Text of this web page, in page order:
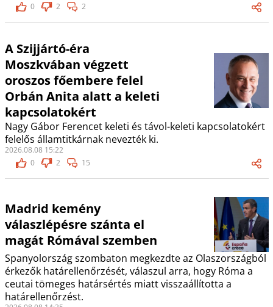
0
2 2
A Szijjártó-éra
Moszkvában végzett
oroszos főembere felel
Orbán Anita alatt a keleti
kapcsolatokért
Nagy Gábor Ferencet keleti és távol-keleti kapcsolatokért
felelős államtitkárnak nevezték ki.
2026.08.08 15:22
0
2 15
Madrid kemény
válaszlépésre szánta el
magát Rómával szemben
Spanyolország szombaton megkezdte az Olaszországból
érkezők határellenőrzését, válaszul arra, hogy Róma a
ceutai tömeges határsértés miatt visszaállította a
határellenőrzést.